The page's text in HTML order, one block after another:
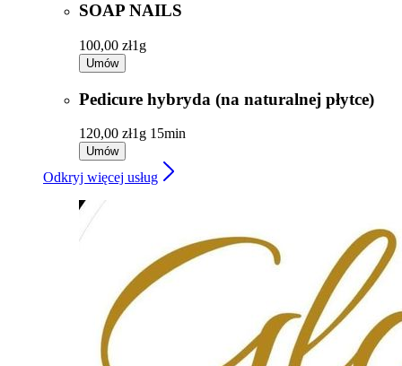
SOAP NAILS
100,00 zł1g
Umów
Pedicure hybryda (na naturalnej płytce)
120,00 zł1g 15min
Umów
Odkryj więcej usług